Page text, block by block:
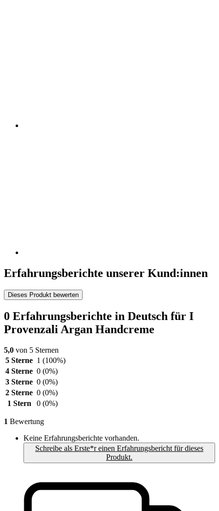
Erfahrungsberichte unserer Kund:innen
Dieses Produkt bewerten
0 Erfahrungsberichte in Deutsch für I
Provenzali Argan Handcreme
5,0 von 5 Sternen
5 Sterne 1 (100%)
4 Sterne 0 (0%)
3 Sterne 0 (0%)
2 Sterne 0 (0%)
1 Stern
0 (0%)
1 Bewertung
Keine Erfahrungsberichte vorhanden.
Schreibe als Erste*r einen Erfahrungsbericht für dieses
Produkt.